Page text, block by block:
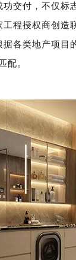
交付，不仅
程授权商创
各类地产项目
配。